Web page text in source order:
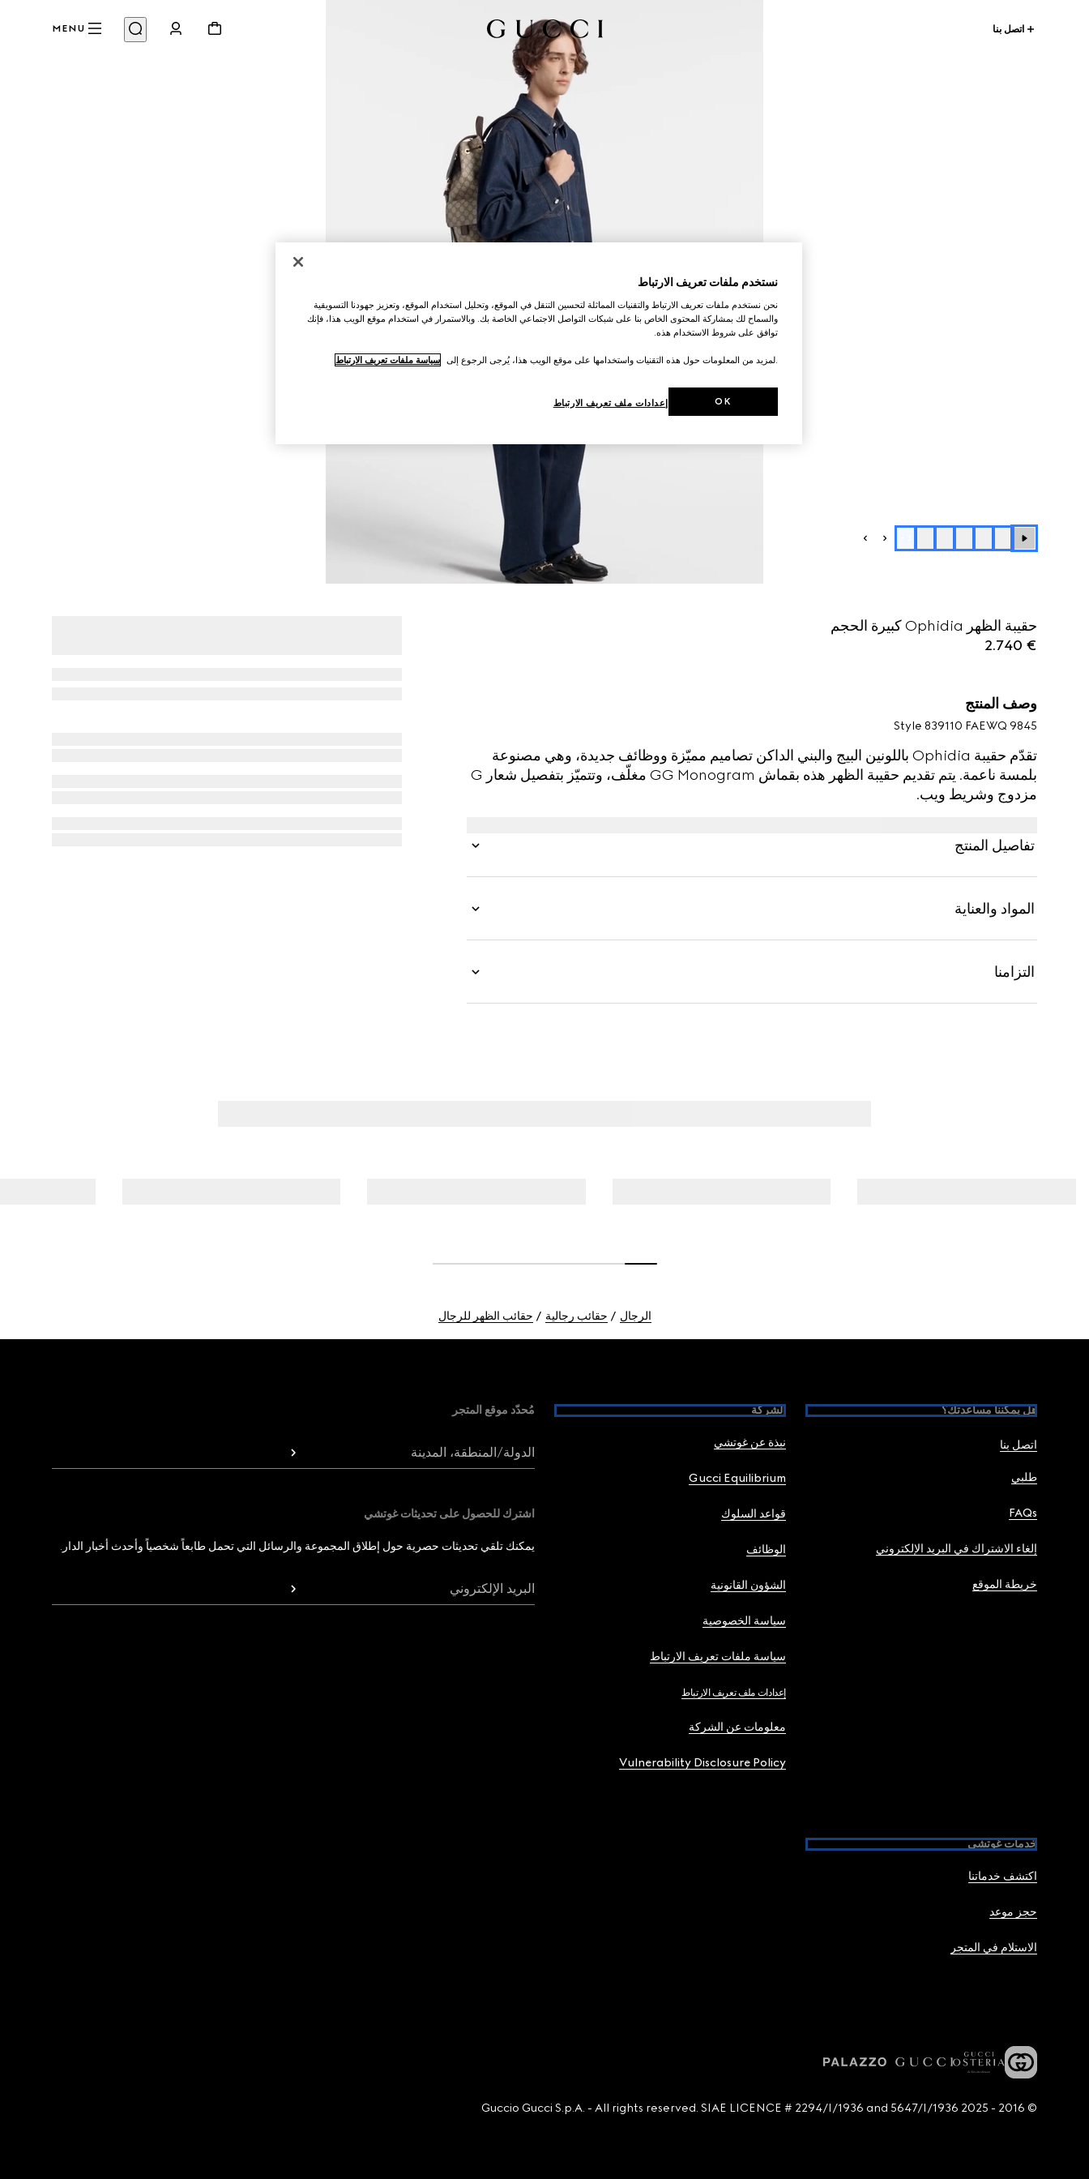
اتصل بنا MENU
حقيبة الظهر Ophidia كبيرة الحجم
€ 2.740
وصف المنتج
Style ‎839110 FAEWQ 9845
تقدّم حقيبة Ophidia باللونين البيج والبني الداكن تصاميم مميّزة ووظائف جديدة، وهي مصنوعة
بلمسة ناعمة. يتم تقديم حقيبة الظهر هذه بقماش GG Monogram مغلّف، وتتميّز بتفصيل شعار G
مزدوج وشريط ويب.
تفاصيل المنتج
المواد والعناية
التزامنا
الرجال حقائب رجالية حقائب الظهر للرجال
هل يمكننا مساعدتك؟
اتصل بنا
طلبي
FAQs
إلغاء الاشتراك في البريد الإلكتروني
خريطة الموقع
الشركة
نبذة عن غوتشي
Gucci Equilibrium
قواعد السلوك
الوظائف
الشؤون القانونية
سياسة الخصوصية
سياسة ملفات تعريف الارتباط
إعدادات ملف تعريف الارتباط
معلومات عن الشركة
Vulnerability Disclosure Policy
خدمات غوتشي
اكتشف خدماتنا
حجز موعد
الاستلام في المتجر
مُحدّد موقع المتجر
الدولة/المنطقة، المدينة
اشترك للحصول على تحديثات غوتشي
يمكنك تلقي تحديثات حصرية حول إطلاق المجموعة والرسائل التي تحمل طابعاً شخصياً وأحدث أخبار الدار.
البريد الإلكتروني
© 2016 - 2025 Guccio Gucci S.p.A. - All rights reserved. SIAE LICENCE # 2294/I/1936 and 5647/I/1936
نستخدم ملفات تعريف الارتباط
نحن نستخدم ملفات تعريف الارتباط والتقنيات المماثلة لتحسين التنقل في الموقع، وتحليل استخدام الموقع، وتعزيز جهودنا التسويقية
والسماح لك بمشاركة المحتوى الخاص بنا على شبكات التواصل الاجتماعي الخاصة بك. وبالاستمرار في استخدام موقع الويب هذا، فإنك
توافق على شروط الاستخدام هذه.
.لمزيد من المعلومات حول هذه التقنيات واستخدامها على موقع الويب هذا، يُرجى الرجوع إلى سياسة ملفات تعريف الارتباط
إعدادات ملف تعريف الارتباط OK